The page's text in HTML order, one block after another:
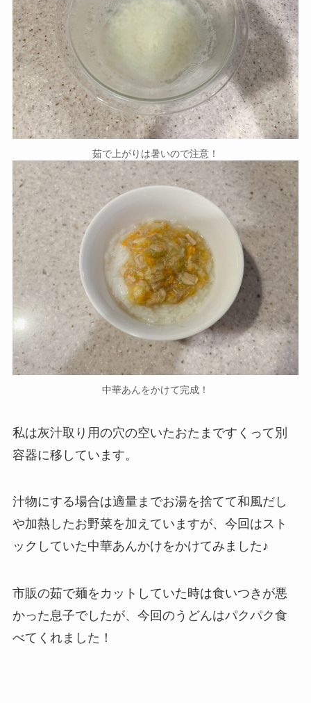
茹で上がりは暑いので注意！
中華あんをかけて完成！
私は灰汁取り用の穴の空いたおたまですくって別
容器に移しています。
汁物にする場合は適量までお湯を捨てて和風だし
や加熱したお野菜を加えていますが、今回はスト
ックしていた中華あんかけをかけてみました♪
市販の茹で麺をカットしていた時は食いつきが悪
かった息子でしたが、今回のうどんはパクパク食
べてくれました！